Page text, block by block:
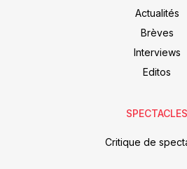
Actualités
Brèves
Interviews
Editos
SPECTACLES
Critique de